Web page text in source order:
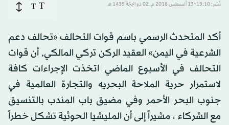
نُشر: 19:10-13 أغسطس 2018 م ـ 02 ذو الحِجّة 1439 هـ T
T
أكد المتحدث الرسمي باسم قوات التحالف «تحالف دعم
الشرعية في اليمن» العقيد الركن تركي المالكي, أن قوات
التحالف في الأسبوع الماضي اتخذت الإجراءات كافة
لاستمرار حرية الملاحة البحريه والتجارة العالمية في
جنوب البحر الأحمر وفي مضيق باب المندب بالتنسيق
مع الشركاء ، مشيراً إلى أن المليشيا الحوثية تشكل خطراً